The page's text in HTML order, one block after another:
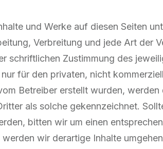
und Werke auf diesen Seiten
Verbreitung und jede Art der
schriftlichen Zustimmung des
für den privaten, nicht
Betreiber erstellt wurden,
als solche gekennzeichnet.
bitten wir um einen
wir derartige Inhalte